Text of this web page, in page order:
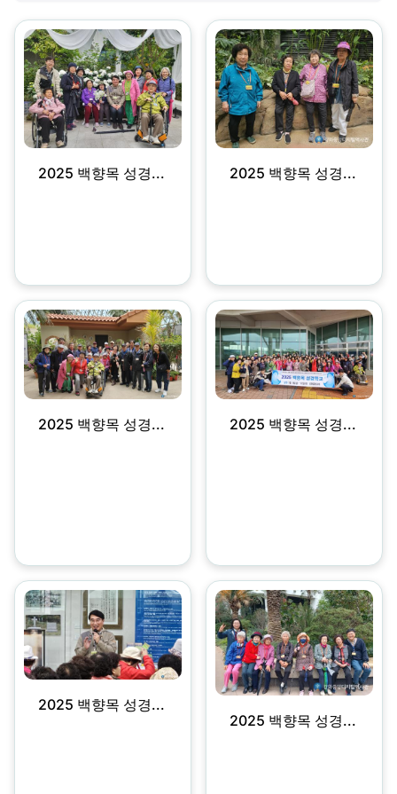
2025 백향목 성경... 2025 백향목 성경...
2025 백향목 성경... 2025 백향목 성경...
2025 백향목 성경...
2025 백향목 성경...